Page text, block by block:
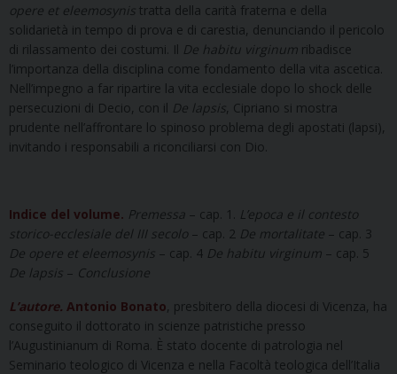
opere et eleemosynis tratta della carità fraterna e della
solidarietà in tempo di prova e di carestia, denunciando il pericolo
di rilassamento dei costumi. Il De habitu virginum ribadisce
l’importanza della disciplina come fondamento della vita ascetica.
Nell’impegno a far ripartire la vita ecclesiale dopo lo shock delle
persecuzioni di Decio, con il De lapsis, Cipriano si mostra
prudente nell’affrontare lo spinoso problema degli apostati (lapsi),
invitando i responsabili a riconciliarsi con Dio.
Indice del volume. Premessa – cap. 1. L’epoca e il contesto
storico-ecclesiale del III secolo – cap. 2 De mortalitate – cap. 3
De opere et eleemosynis – cap. 4 De habitu virginum – cap. 5
De lapsis – Conclusione
L’autore. Antonio Bonato, presbitero della diocesi di Vicenza, ha
conseguito il dottorato in scienze patristiche presso
l’Augustinianum di Roma. È stato docente di patrologia nel
Seminario teologico di Vicenza e nella Facoltà teologica dell’Italia